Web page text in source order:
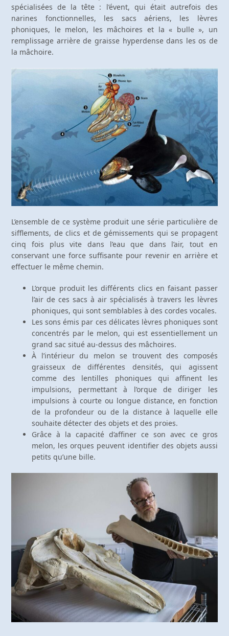
spécialisées de la tête : l’évent, qui était autrefois des
narines fonctionnelles, les sacs aériens, les lèvres
phoniques, le melon, les mâchoires et la « bulle », un
remplissage arrière de graisse hyperdense dans les os de
la mâchoire.
L’ensemble de ce système produit une série particulière de
sifflements, de clics et de gémissements qui se propagent
cinq fois plus vite dans l’eau que dans l’air, tout en
conservant une force suffisante pour revenir en arrière et
effectuer le même chemin.
L’orque produit les différents clics en faisant passer
l’air de ces sacs à air spécialisés à travers les lèvres
phoniques, qui sont semblables à des cordes vocales.
Les sons émis par ces délicates lèvres phoniques sont
concentrés par le melon, qui est essentiellement un
grand sac situé au-dessus des mâchoires.
À l’intérieur du melon se trouvent des composés
graisseux de différentes densités, qui agissent
comme des lentilles phoniques qui affinent les
impulsions, permettant à l’orque de diriger les
impulsions à courte ou longue distance, en fonction
de la profondeur ou de la distance à laquelle elle
souhaite détecter des objets et des proies.
Grâce à la capacité d’affiner ce son avec ce gros
melon, les orques peuvent identifier des objets aussi
petits qu’une bille.